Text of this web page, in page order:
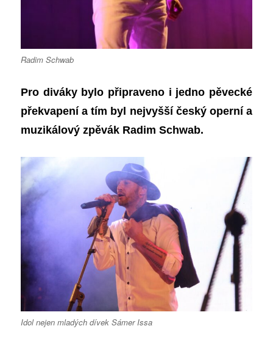
Radim Schwab
Pro diváky bylo připraveno i jedno pěvecké
překvapení a tím byl nejvyšší český operní a
muzikálový zpěvák Radim Schwab.
Idol nejen mladých dívek Sámer Issa